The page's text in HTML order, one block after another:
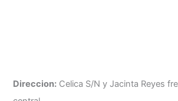
Direccion: Celica S/N y Jacinta Reyes